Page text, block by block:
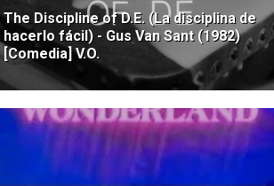
The Discipline of D.E. (La disciplina de
hacerlo fácil) - Gus Van Sant (1982)
[Comedia] V.O.